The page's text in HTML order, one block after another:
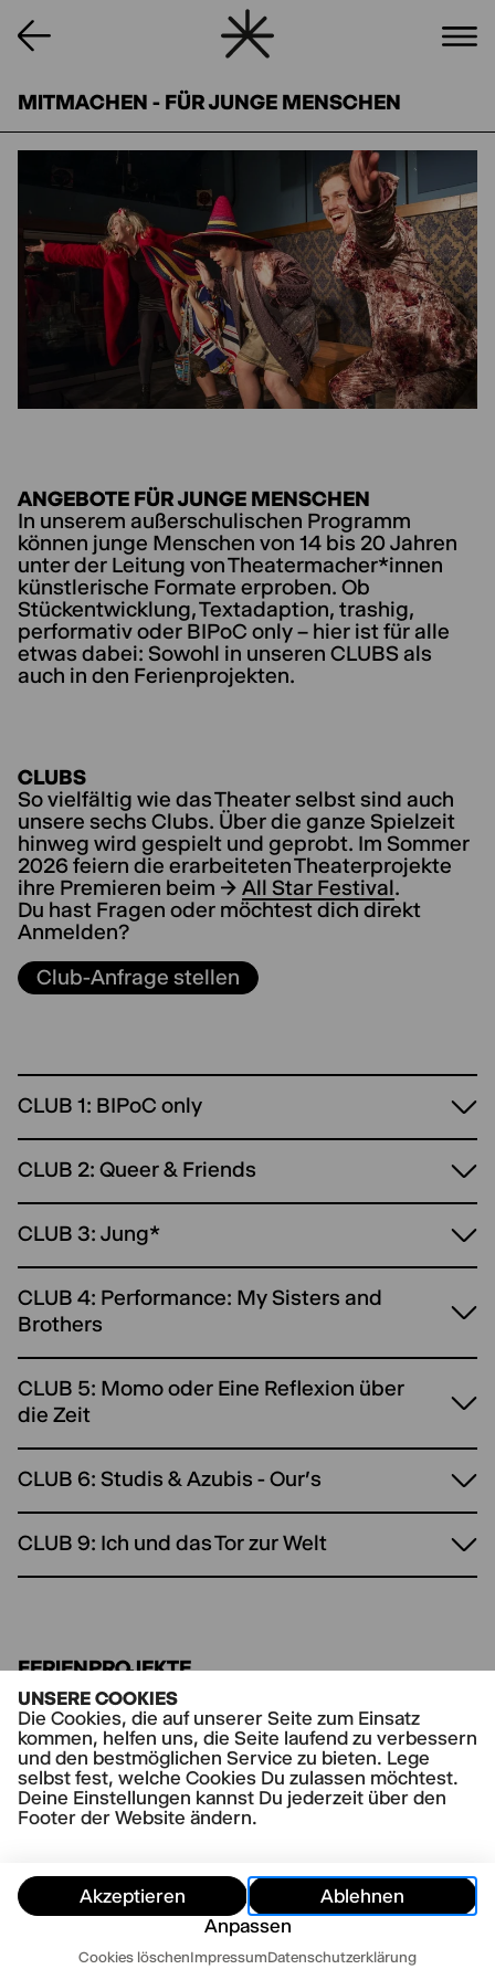
UNSERE COOKIES
Die Cookies, die auf unserer Seite zum Einsatz
kommen, helfen uns, die Seite laufend zu verbessern
und den bestmöglichen Service zu bieten. Lege
selbst fest, welche Cookies Du zulassen möchtest.
Deine Einstellungen kannst Du jederzeit über den
Footer der Website ändern.
Akzeptieren
Ablehnen
Anpassen
Cookies löschenImpressumDatenschutzerklärung
Termine
MITMACHEN - FÜR JUNGE MENSCHEN
ANGEBOTE FÜR JUNGE MENSCHEN
In unserem außerschulischen Programm
können junge Menschen von 14 bis 20 Jahren
unter der Leitung von Theatermacher*innen
künstlerische Formate erproben. Ob
Stückentwicklung, Textadaption, trashig,
performativ oder BIPoC only – hier ist für alle
etwas dabei: Sowohl in unseren CLUBS als
auch in den Ferienprojekten.
CLUBS
So vielfältig wie das Theater selbst sind auch
unsere sechs Clubs. Über die ganze Spielzeit
hinweg wird gespielt und geprobt. Im Sommer
2026 feiern die erarbeiteten Theaterprojekte
ihre Premieren beim → All Star Festival.
Du hast Fragen oder möchtest dich direkt
Anmelden?
Club-Anfrage stellen
CLUB 1: BIPoC only
CLUB 2: Queer & Friends
CLUB 3: Jung*
CLUB 4: Performance: My Sisters and
Brothers
CLUB 5: Momo oder Eine Reflexion über
die Zeit
CLUB 6: Studis & Azubis - Our's
CLUB 9: Ich und das Tor zur Welt
FERIENPROJEKTE
Herbstferienprojekt: Tier im Körper